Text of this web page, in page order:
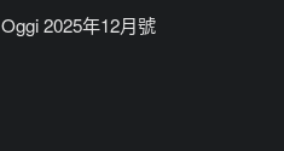
Oggi 2025年12月號